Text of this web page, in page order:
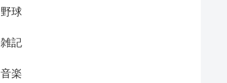
野球
雑記
音楽